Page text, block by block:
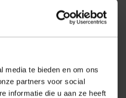
media te bieden en om ons
partners voor social
informatie die u aan ze heeft